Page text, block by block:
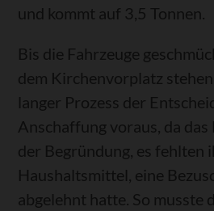
und kommt auf 3,5 Tonnen.
Bis die Fahrzeuge
dem Kirchenvorplatz
langer Prozess der
Anschaffung voraus, da
der Begründung, es fehlten
Haushaltsmittel, eine
abgelehnt hatte. So musste